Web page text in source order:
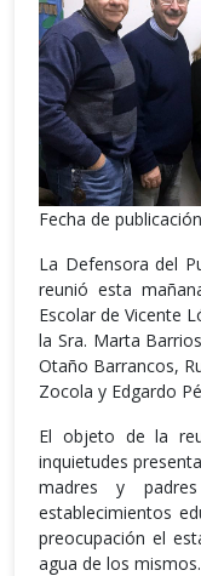
Fecha de
La Defensora del
reunió esta
Escolar de Vicente
la Sra. Marta
Otaño Barrancos,
Zocola y Edgardo
El objeto de la
inquietudes
madres y
establecimientos
preocupación el
agua de los mismos.